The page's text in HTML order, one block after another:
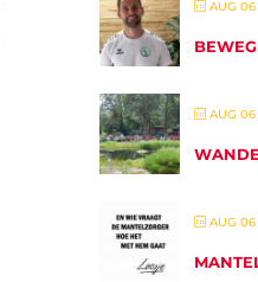
AUG
AUG
AUG